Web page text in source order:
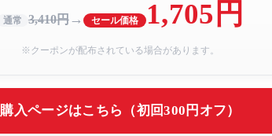
通常 3,410円→ セール価格 1,705円
※クーポンが配布されている場合があります。
購入ページはこちら（初回300円オフ）